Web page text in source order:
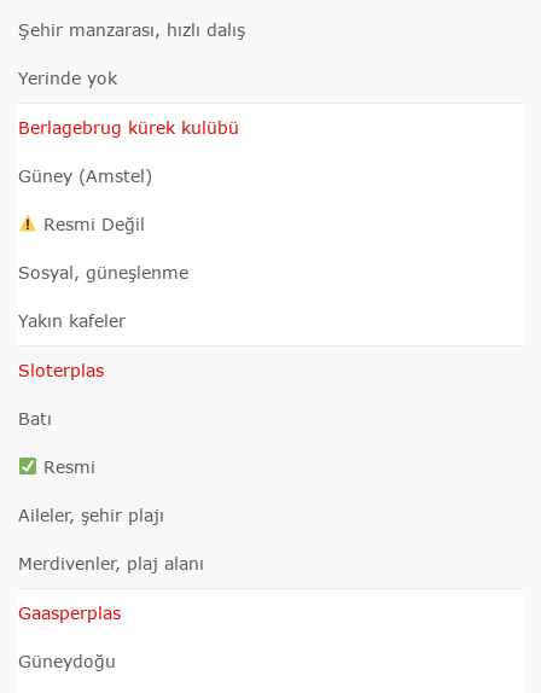
Şehir manzarası, hızlı dalış
Yerinde yok
Berlagebrug kürek kulübü
Güney (Amstel)
Resmi Değil
Sosyal, güneşlenme
Yakın kafeler
Sloterplas
Batı
Resmi
Aileler, şehir plajı
Merdivenler, plaj alanı
Gaasperplas
Güneydoğu